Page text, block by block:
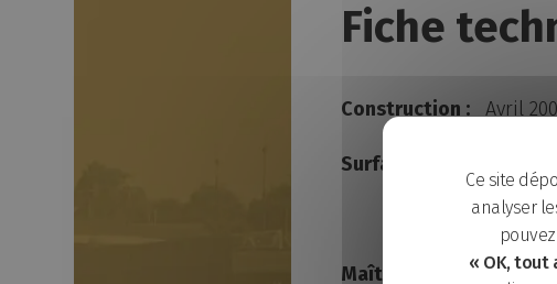
Fiche
Construction : Avril
Surface :
Maître d’œuvre/
Ce site
analyser
« OK, tout